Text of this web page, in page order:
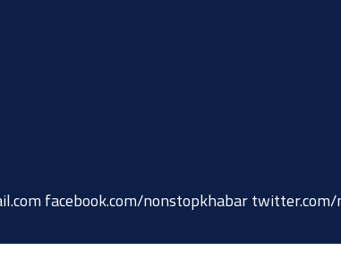
facebook.com/nonstopkhabar